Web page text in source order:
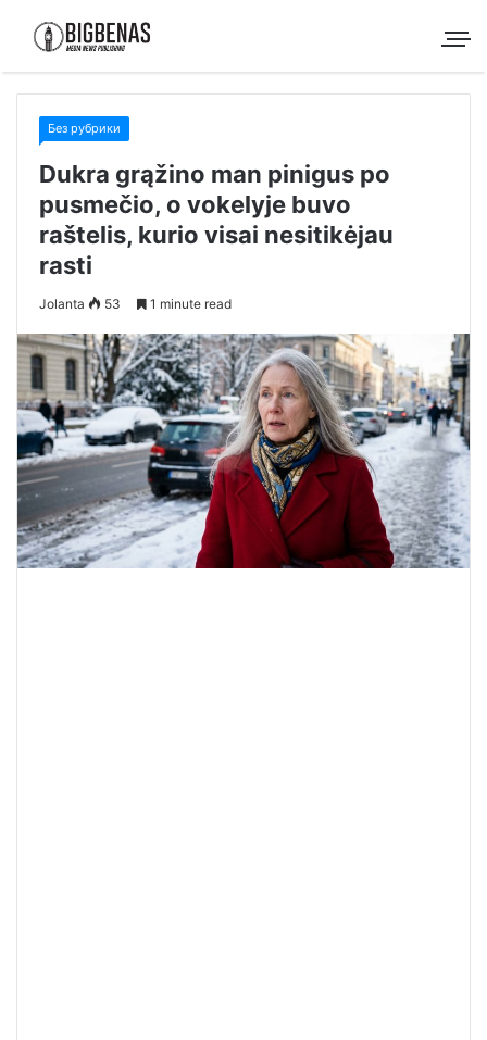
Без рубрики
Dukra grąžino man pinigus po
pusmečio, o vokelyje buvo
raštelis, kurio visai nesitikėjau
rasti
Jolanta 53 1 minute read